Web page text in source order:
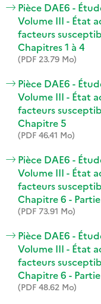
Pièce DAE6 -
Volume III - État
facteurs
Chapitres 1 à 4
(PDF 23.79 Mo)
Pièce DAE6 -
Volume III - État
facteurs
Chapitre 5
(PDF 46.41 Mo)
Pièce DAE6 -
Volume III - État
facteurs
Chapitre 6 - Partie
(PDF 73.91 Mo)
Pièce DAE6 -
Volume III - État
facteurs
Chapitre 6 -
(PDF 48.62 Mo)